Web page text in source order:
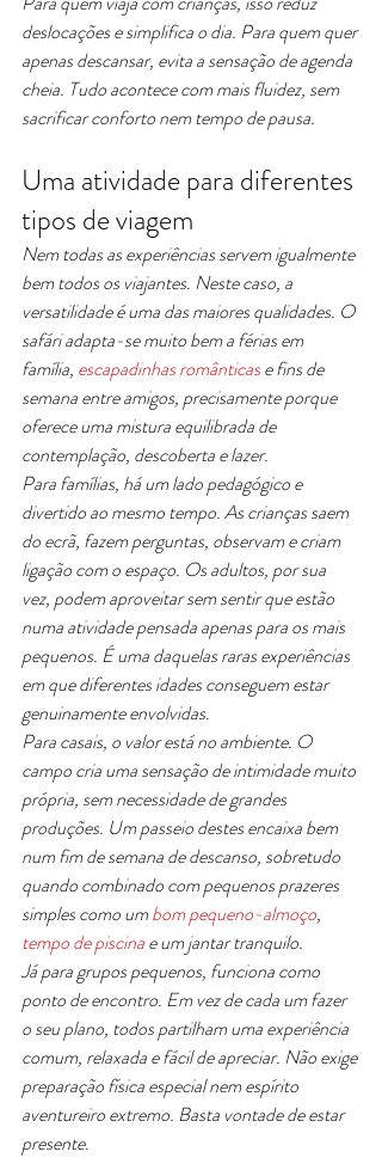
deslocações e simplifica o dia. Para quem quer
apenas descansar, evita a sensação de agenda
cheia. Tudo acontece com mais fluidez, sem
sacrificar conforto nem tempo de pausa.
Uma atividade para diferentes
tipos de viagem
Nem todas as experiências servem igualmente
bem todos os viajantes. Neste caso, a
versatilidade é uma das maiores qualidades. O
safári adapta-se muito bem a férias em
família, escapadinhas românticas e fins de
semana entre amigos, precisamente porque
oferece uma mistura equilibrada de
contemplação, descoberta e lazer.
Para famílias, há um lado pedagógico e
divertido ao mesmo tempo. As crianças saem
do ecrã, fazem perguntas, observam e criam
ligação com o espaço. Os adultos, por sua
vez, podem aproveitar sem sentir que estão
numa atividade pensada apenas para os mais
pequenos. É uma daquelas raras experiências
em que diferentes idades conseguem estar
genuinamente envolvidas.
Para casais, o valor está no ambiente. O
campo cria uma sensação de intimidade muito
própria, sem necessidade de grandes
produções. Um passeio destes encaixa bem
num fim de semana de descanso, sobretudo
quando combinado com pequenos prazeres
simples como um bom pequeno-almoço,
tempo de piscina e um jantar tranquilo.
Já para grupos pequenos, funciona como
ponto de encontro. Em vez de cada um fazer
o seu plano, todos partilham uma experiência
comum, relaxada e fácil de apreciar. Não exige
preparação física especial nem espírito
aventureiro extremo. Basta vontade de estar
presente.